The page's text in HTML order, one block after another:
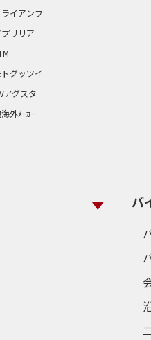
ライアンフ
リリア
グッツイ
アグスタ
外ﾒｰｶｰ
バ